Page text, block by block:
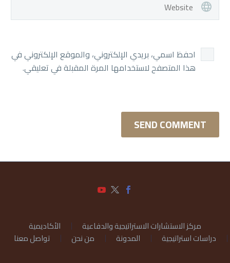
احفظ اسمي، بريدي الإلكتروني، والموقع الإلكتروني في
هذا المتصفح لاستخدامها المرة المقبلة في تعليقي.
SEND COMMENT
مركز الاستشارات الاستراتيجية والدفاعية
الأكاديمية
دراسات استراتيجية
المدونة من نحن تواصل معنا